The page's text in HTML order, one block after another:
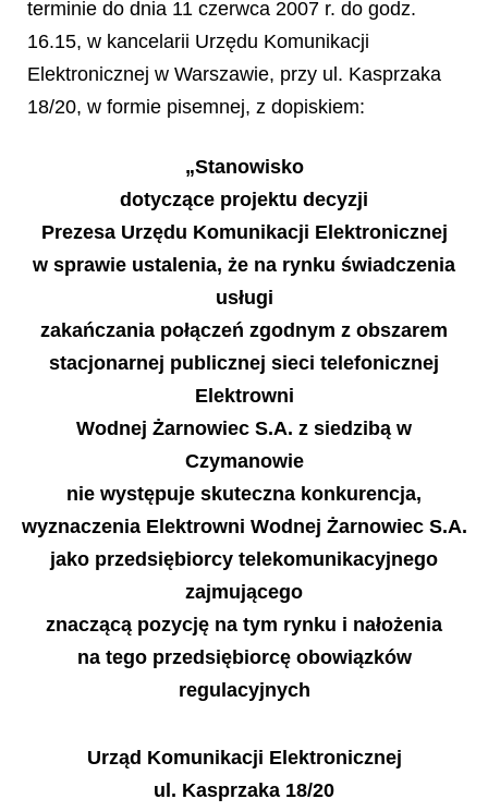
terminie do dnia 11 czerwca 2007 r. do godz.
16.15, w kancelarii Urzędu Komunikacji
Elektronicznej w Warszawie, przy ul. Kasprzaka
18/20, w formie pisemnej, z dopiskiem:
„Stanowisko
dotyczące projektu decyzji
Prezesa Urzędu Komunikacji Elektronicznej
w sprawie ustalenia, że na rynku świadczenia
usługi
zakańczania połączeń zgodnym z obszarem
stacjonarnej publicznej sieci telefonicznej
Elektrowni
Wodnej Żarnowiec S.A. z siedzibą w
Czymanowie
nie występuje skuteczna konkurencja,
wyznaczenia Elektrowni Wodnej Żarnowiec S.A.
jako przedsiębiorcy telekomunikacyjnego
zajmującego
znaczącą pozycję na tym rynku i nałożenia
na tego przedsiębiorcę obowiązków
regulacyjnych
Urząd Komunikacji Elektronicznej
ul. Kasprzaka 18/20